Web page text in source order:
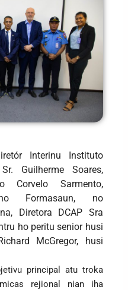
Interinu Instituto
Guilherme Soares,
Sarmento,
Formasaun, no
Diretora DCAP Sra
ho peritu senior husi
McGregor, husi
principal atu troka
rejional nian iha